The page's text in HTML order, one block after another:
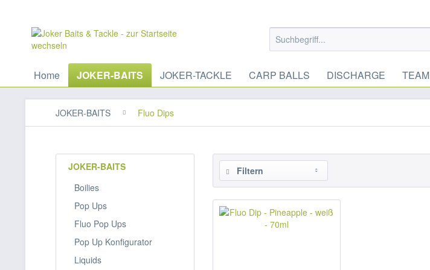
Home JOKER-BAITS JOKER-TACKLE CARP BALLS DISCHARGE TEAM
JOKER-BAITS Fluo Dips
JOKER-BAITS
Boilies
Pop Ups
Fluo Pop Ups
Pop Up Konfigurator
Liquids
Filtern